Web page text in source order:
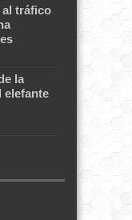
al tráfico
la
elefante